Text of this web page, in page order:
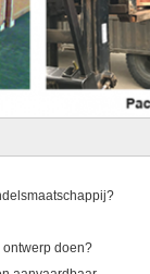
ontwerp doen?